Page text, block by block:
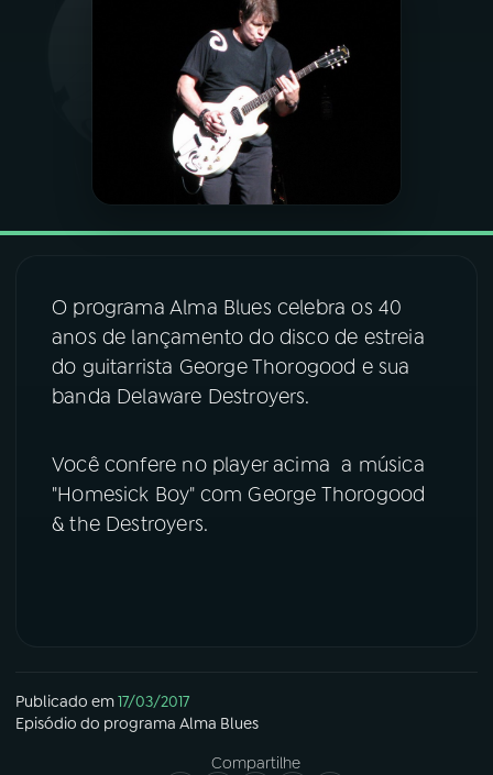
PROGRAMAÇÃO
PROGRAMAS
07ÚLTIMAS
FESTIVAL DE MÚSICA
ACOMPANHE A RÁDIO NACIONAL
YouTube Facebook
O programa Alma Blues celebra os 40
anos de lançamento do disco de estreia
do guitarrista George Thorogood e sua
banda Delaware Destroyers.
Você confere no player acima a música
"Homesick Boy" com George Thorogood
& the Destroyers.
Publicado em17/03/2017
Episódio do programa Alma Blues
Compartilhe